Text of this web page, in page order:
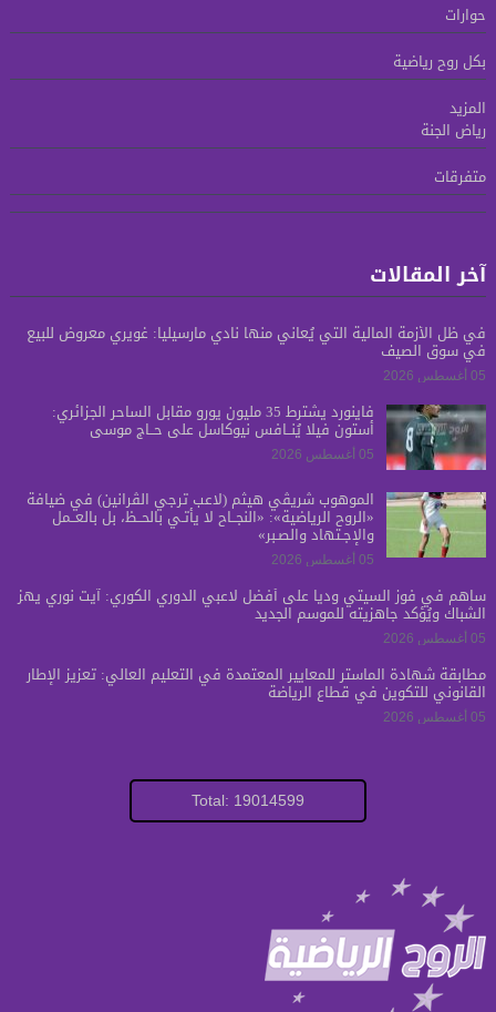
حوارات
بكل روح رياضية
المزيد
رياض الجنة
متفرقات
آخر المقالات
في ظل الأزمة المالية التي يُعاني منها نادي مارسيليا: غويري معروض للبيع
في سوق الصيف
05 أغسطس 2026
فاينورد يشترط 35 مليون يورو مقابل الساحر الجزائري:
أستون فيلا يُنــافس نيوكاسل على حــاج موسى
05 أغسطس 2026
الموهوب شريڤي هيثم (لاعب ترجي الڤرانين) في ضيافة
«الروح الرياضية»: «النجــاح لا يأتـي بالحــظ، بل بالعــمل
والإجـتهاد والصـبر»
05 أغسطس 2026
ساهم في فوز السيتي ودياً على أفضل لاعبي الدوري الكوري: آيت نوري يهز
الشباك ويُؤكد جاهزيته للموسم الجديد
05 أغسطس 2026
مطابقة شهادة الماستر للمعايير المعتمدة في التعليم العالي: تعزيز الإطار
القانوني للتكوين في قطاع الرياضة
05 أغسطس 2026
Total: 19014599